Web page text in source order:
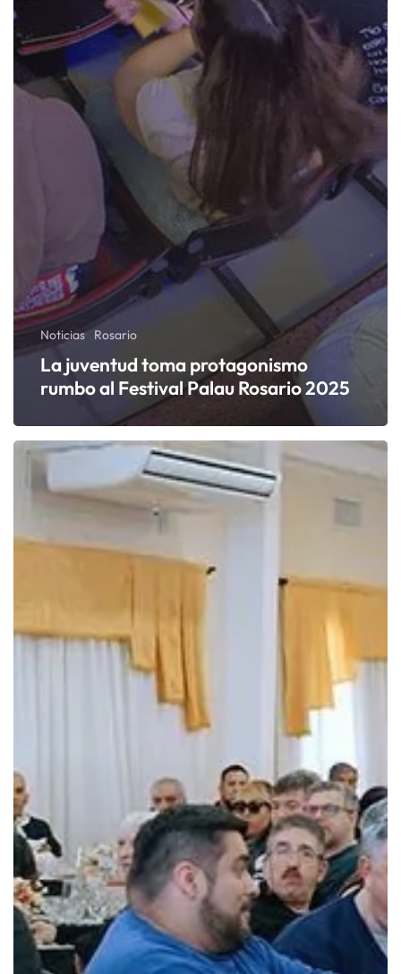
Noticias Rosario
La juventud toma protagonismo
rumbo al Festival Palau Rosario 2025